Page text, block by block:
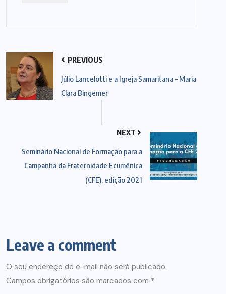
PREVIOUS
Júlio Lancelotti e a Igreja Samaritana – Maria
Clara Bingemer
NEXT
Seminário Nacional de Formação para a
Campanha da Fraternidade Ecumênica
(CFE), edição 2021
Leave a comment
O seu endereço de e-mail não será publicado.
Campos obrigatórios são marcados com *